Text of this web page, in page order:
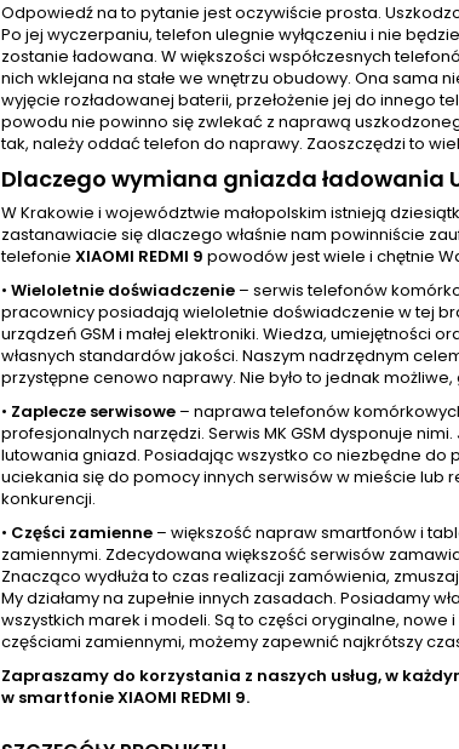
Odpowiedź na to pytanie jest oczywiście prosta.
Po jej wyczerpaniu, telefon ulegnie wyłączeniu i nie
zostanie ładowana. W większości współczesnych
nich wklejana na stałe we wnętrzu obudowy. Ona sama
wyjęcie rozładowanej baterii, przełożenie jej do innego
powodu nie powinno się zwlekać z naprawą
tak, należy oddać telefon do naprawy. Zaoszczędzi to
Dlaczego wymiana gniazda ładowania
W Krakowie i województwie małopolskim istnieją
zastanawiacie się dlaczego właśnie nam powinniście
telefonie XIAOMI REDMI 9 powodów jest wiele i chętnie
• Wieloletnie doświadczenie – serwis telefonów
pracownicy posiadają wieloletnie doświadczenie w tej
urządzeń GSM i małej elektroniki. Wiedza, umiejętności
własnych standardów jakości. Naszym nadrzędnym
przystępne cenowo naprawy. Nie było to jednak
• Zaplecze serwisowe – naprawa telefonów
profesjonalnych narzędzi. Serwis MK GSM dysponuje
lutowania gniazd. Posiadając wszystko co niezbędne
uciekania się do pomocy innych serwisów w mieście lub
konkurencji.
• Części zamienne – większość napraw smartfonów i
zamiennymi. Zdecydowana większość serwisów
Znacząco wydłuża to czas realizacji zamówienia,
My działamy na zupełnie innych zasadach. Posiadamy
wszystkich marek i modeli. Są to części oryginalne, nowe
częściami zamiennymi, możemy zapewnić najkrótszy
Zapraszamy do korzystania z naszych usług, w
w smartfonieXIAOMI REDMI 9.